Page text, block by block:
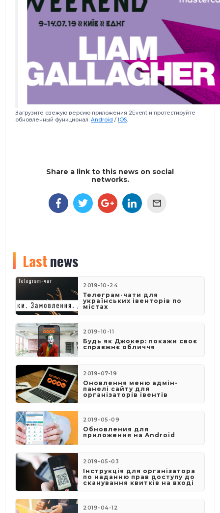
Загрузите свежую версию приложения 2Event и протестируйте
обновленный функционал: Android / IOS.
Share a link to this news on social
networks.
Lastnews
2019-10-24
Телеграм-чати для
українських івенторів по
містах
2019-10-11
Будь як Джокер: покажи своє
справжнє обличчя
2019-07-19
Оновлення меню адмін-
панелі сайту для
організаторів івентів
2019-05-09
​Обновления для
приложения на Android
2019-05-03
​Інструкція для організатора
по наданню прав доступу до
сканування квитків на вході
2019-04-12